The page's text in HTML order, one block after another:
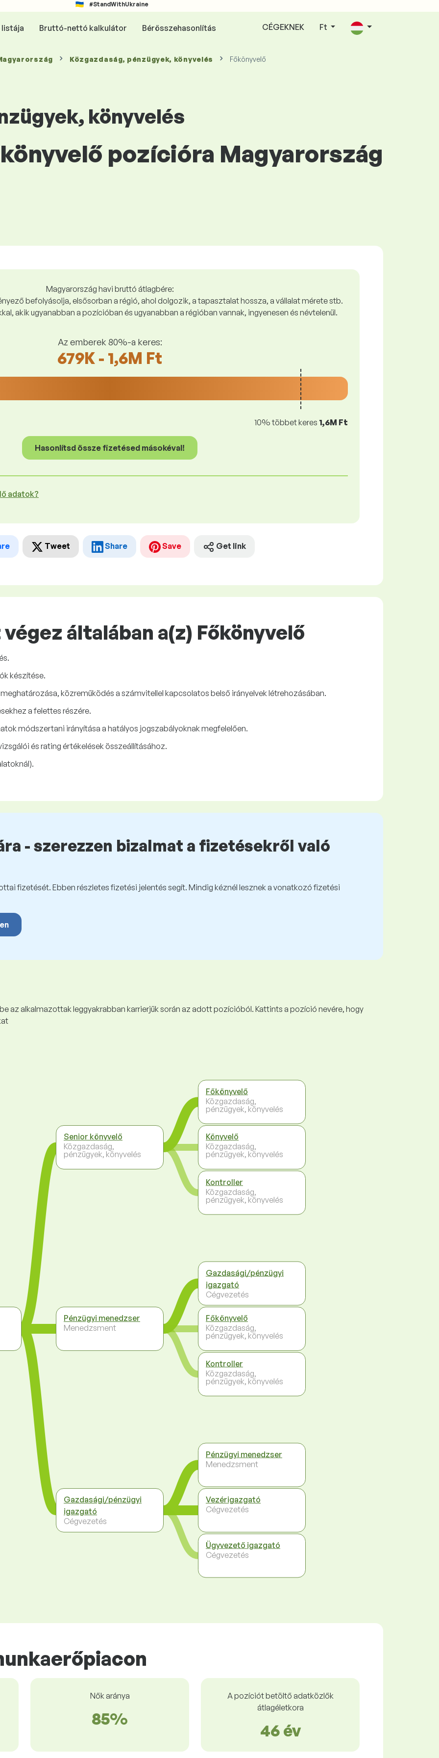
#StandWithUkraine
listája Bruttó-nettó kalkulátor Bérösszehasonlítás CÉGEKNEK Ft
Közgazdaság, pénzügyek, könyvelés Főkönyvelő
könyvelés
pozícióra Magyarország
Magyarország havi bruttó átlagbére:
befolyásolja, elsősorban a régió, ahol dolgozik, a tapasztalat hossza, a vállalat mérete stb.
akik ugyanabban a pozícióban és ugyanabban a régióban vannak, ingyenesen és névtelenül.
Az emberek 80%-a keres:
679K - 1,6M Ft
10% többet keres 1,6M Ft
Hasonlítsd össze fizetésed másokéval!
adatok?
Tweet Share Save Get link
általában a(z) Főkönyvelő
készítése.
közreműködés a számvitellel kapcsolatos belső irányelvek létrehozásában.
a felettes részére.
módszertani irányítása a hatályos jogszabályoknak megfelelően.
és rating értékelések összeállításához.
- szerezzen bizalmat a fizetésekről való
fizetését. Ebben részletes fizetési jelentés segít. Mindig kéznél lesznek a vonatkozó fizetési
az alkalmazottak leggyakrabban karrierjük során az adott pozícióból. Kattints a pozíció nevére, hogy
Senior könyvelő
Közgazdaság,
pénzügyek, könyvelés
Pénzügyi menedzser
Menedzsment
Gazdasági/pénzügyi
igazgató
Cégvezetés
Főkönyvelő
Közgazdaság,
pénzügyek, könyvelés
Könyvelő
Közgazdaság,
pénzügyek, könyvelés
Kontroller
Közgazdaság,
pénzügyek, könyvelés
Gazdasági/pénzügyi
igazgató
Cégvezetés
Főkönyvelő
Közgazdaság,
pénzügyek, könyvelés
Kontroller
Közgazdaság,
pénzügyek, könyvelés
Pénzügyi menedzser
Menedzsment
Vezérigazgató
Cégvezetés
Ügyvezető igazgató
Cégvezetés
Nők aránya
85%
A pozíciót betöltő adatközlők
átlagéletkora
46 év